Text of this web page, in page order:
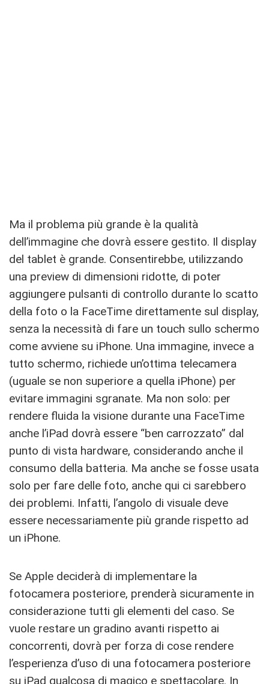
Ma il problema più grande è la qualità
dell’immagine che dovrà essere gestito. Il display
del tablet è grande. Consentirebbe, utilizzando
una preview di dimensioni ridotte, di poter
aggiungere pulsanti di controllo durante lo scatto
della foto o la FaceTime direttamente sul display,
senza la necessità di fare un touch sullo schermo
come avviene su iPhone. Una immagine, invece a
tutto schermo, richiede un’ottima telecamera
(uguale se non superiore a quella iPhone) per
evitare immagini sgranate. Ma non solo: per
rendere fluida la visione durante una FaceTime
anche l’iPad dovrà essere “ben carrozzato” dal
punto di vista hardware, considerando anche il
consumo della batteria. Ma anche se fosse usata
solo per fare delle foto, anche qui ci sarebbero
dei problemi. Infatti, l’angolo di visuale deve
essere necessariamente più grande rispetto ad
un iPhone.
Se Apple deciderà di implementare la
fotocamera posteriore, prenderà sicuramente in
considerazione tutti gli elementi del caso. Se
vuole restare un gradino avanti rispetto ai
concorrenti, dovrà per forza di cose rendere
l’esperienza d’uso di una fotocamera posteriore
su iPad qualcosa di magico e spettacolare. In